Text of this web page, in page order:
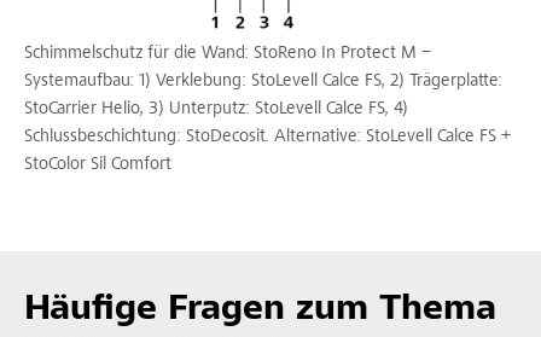
Schimmelschutz für die Wand: StoReno In Protect M –
Systemaufbau: 1) Verklebung: StoLevell Calce FS, 2) Trägerplatte:
StoCarrier Helio, 3) Unterputz: StoLevell Calce FS, 4)
Schlussbeschichtung: StoDecosit. Alternative: StoLevell Calce FS +
StoColor Sil Comfort
Häufige Fragen zum Thema